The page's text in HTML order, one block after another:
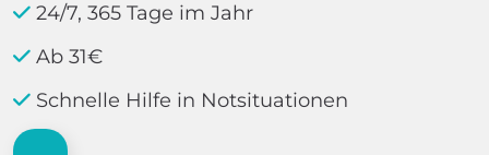
24/7, 365 Tage im Jahr
Ab 31€
Schnelle Hilfe in Notsituationen